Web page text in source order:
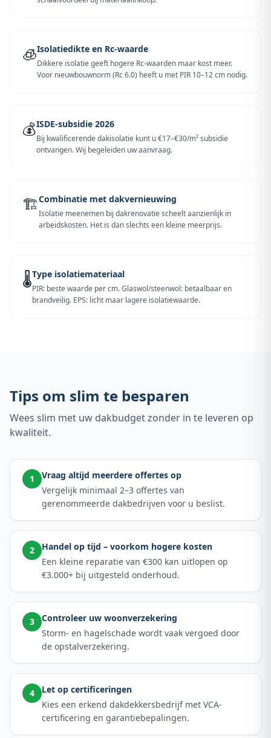
🧊Isolatiedikte en Rc-waarde
Dikkere isolatie geeft hogere Rc-waarden maar kost meer.
Voor nieuwbouwnorm (Rc 6.0) heeft u met PIR 10–12 cm nodig.
💰ISDE-subsidie 2026
Bij kwalificerende dakisolatie kunt u €17–€30/m² subsidie
ontvangen. Wij begeleiden uw aanvraag.
🏗️Combinatie met dakvernieuwing
Isolatie meenemen bij dakrenovatie scheelt aanzienlijk in
arbeidskosten. Het is dan slechts een kleine meerprijs.
🌡️Type isolatiemateriaal
PIR: beste waarde per cm. Glaswol/steenwol: betaalbaar en
brandveilig. EPS: licht maar lagere isolatiewaarde.
Tips om slim te besparen
Wees slim met uw dakbudget zonder in te leveren op
kwaliteit.
1
Vraag altijd meerdere offertes op
Vergelijk minimaal 2–3 offertes van
gerenommeerde dakbedrijven voor u beslist.
2
Handel op tijd – voorkom hogere kosten
Een kleine reparatie van €300 kan uitlopen op
€3.000+ bij uitgesteld onderhoud.
3
Controleer uw woonverzekering
Storm- en hagelschade wordt vaak vergoed door
de opstalverzekering.
4
Let op certificeringen
Kies een erkend dakdekkersbedrijf met VCA-
certificering en garantiebepalingen.